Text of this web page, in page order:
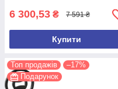
6 300,53 ₴ 7 591 ₴
Купити
Топ продажів
–17%
Подарунок